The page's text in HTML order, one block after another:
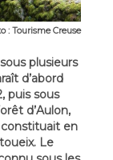
: Tourisme Creuse
plusieurs
d’abord
puis sous
d’Aulon,
en
Le